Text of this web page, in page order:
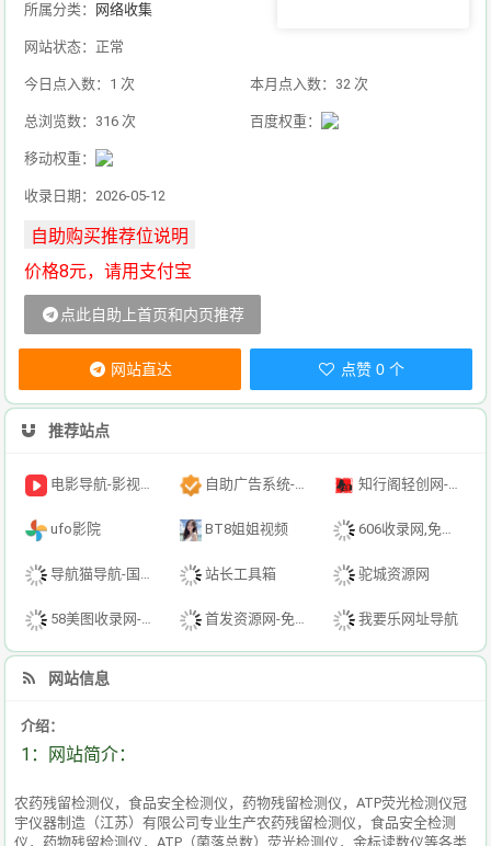
所属分类： 网络收集
网站状态：正常
今日点入数：1 次 本月点入数：32 次
总浏览数：316 次 百度权重：
移动权重：
收录日期：2026-05-12
价格8元，请用支付宝
点此自助上首页和内页推荐
网站直达 点赞 0 个
推荐站点
电影导航-影视导航-电影搜索-影视搜索-电影站收录 自助广告系统-自助广告源码-自助投放广告插件 知行阁轻创网-分享网络赚钱项目-全网首发副业项目实操平台-副业创业项目网
ufo影院 BT8姐姐视频 606收录网,免费自动秒收录网址,提供自动收录,网站导航大全源码,自动链,友情链接交换。
导航猫导航-国内专业的技术资源网分类平台 站长工具箱 驼城资源网
58美图收录网-自动收录网站-流量交换-自动链 首发资源网-免费资源下载-最新php源码下载-热门资源下载 我要乐网址导航
网站信息
介绍：
1：网站简介：
农药残留检测仪，食品安全检测仪，药物残留检测仪，ATP荧光检测仪冠
宇仪器制造（江苏）有限公司专业生产农药残留检测仪，食品安全检测
仪，药物残留检测仪，ATP（菌落总数）荧光检测仪，金标读数仪等各类